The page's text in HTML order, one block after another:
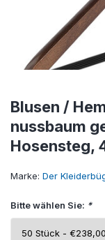
Blusen /
nussbaum
Hosensteg,
Marke: Der
Bitte wählen Sie: *